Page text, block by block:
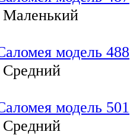
Маленький
модель 488
Средний
модель 501
Средний